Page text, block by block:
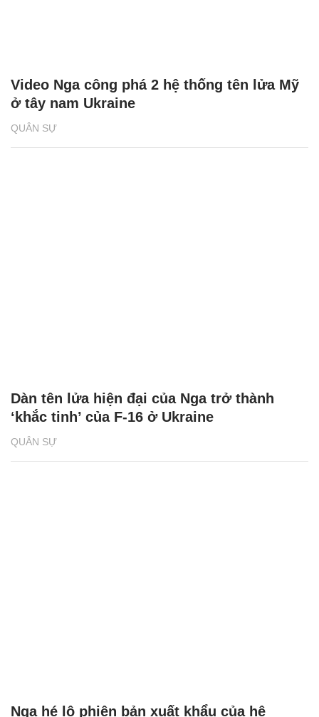
QUÂN SỰ
Video Nga công phá 2 hệ thống tên lửa Mỹ
ở tây nam Ukraine
QUÂN SỰ
Dàn tên lửa hiện đại của Nga trở thành
‘khắc tinh’ của F-16 ở Ukraine
Nga hé lộ phiên bản xuất khẩu của hệ